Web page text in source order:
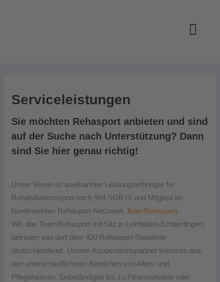
Serviceleistungen
Sie möchten Rehasport anbieten und sind
auf der Suche nach Unterstützung? Dann
sind Sie hier genau richtig!
Unser Verein ist anerkannter Leistungserbringer für
Rehabilitationssport nach §64 SGB IX und Mitglied im
bundesweiten Rehasport-NetzwerkTeamRehasport.
Wir, das TeamRehasport mit Sitz in Leinfelden-Echterdingen,
betreuen von dort über 400 Rehasport-Standorte
deutschlandweit. Unsere Kooperationspartner kommen aus
den unterschiedlichsten Bereichen von Alten- und
Pflegeheimen, Selbständigen bis zu Fitnessstudios oder